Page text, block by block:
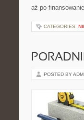
aż po
CATEGORIES:
POSTED BY